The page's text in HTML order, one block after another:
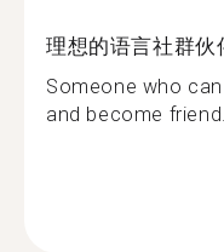
理想的语言社群伙
Someone who
and become